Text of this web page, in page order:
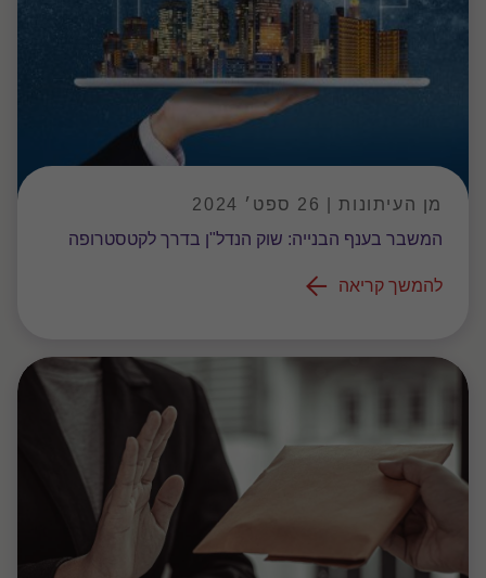
מן העיתונות | 26 ספט׳ 2024
המשבר בענף הבנייה: שוק הנדל"ן בדרך לקטסטרופה
להמשך קריאה